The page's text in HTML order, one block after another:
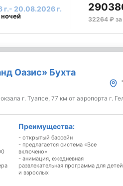
г.- 20.08.2026 г.
32264 ₽ за
Оазис» Бухта
г. Туапсе, 77 км от аэропорта г.
Преимущества:
- открытый бассейн
- предлагается система «Все
включено»
- анимация, ежедневная
развлекательная программа для детей
и взрослых